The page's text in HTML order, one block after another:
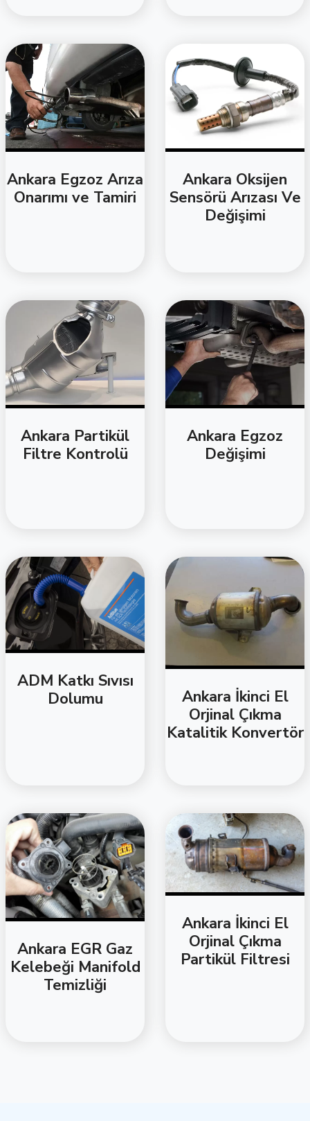
Ankara Egzoz Arıza
Onarımı ve Tamiri
Ankara Oksijen
Sensörü Arızası Ve
Değişimi
Ankara Partikül
Filtre Kontrolü
Ankara Egzoz
Değişimi
ADM Katkı Sıvısı
Dolumu
Ankara İkinci El
Orjinal Çıkma
Katalitik Konvertör
Ankara EGR Gaz
Kelebeği Manifold
Temizliği
Ankara İkinci El
Orjinal Çıkma
Partikül Filtresi